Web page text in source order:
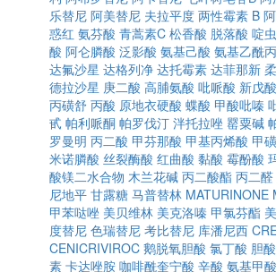
乐替尼 阿美替尼 夫拉平度 两性霉素 B
惑红 氨芬酸 青蒿素C 松香酸 脱落酸 啶
酸 阿仑膦酸 泛影酸 氨基己酸 氨基乙酰
达氟沙星 达格列净 达托霉素 达菲那新
德拉沙星 庚二酸 高脯氨酸 吡哌酸 新戊酸
丙磺舒 丙酸 原地衣硬酸 蝶酸 甲酸吡嗪
甙 帕利哌酮 帕罗伐汀 泮托拉唑 罂粟碱
罗曼明 丙二酸 甲芬那酸 甲基丙烯酸 甲
米诺膦酸 丝裂酶酸 红曲酸 黏酸 霉酚酸
酸镁二水合物 木兰花碱 丙二酸酯 丙二醛
尼地平 甘露糖 马普替林 MATURINONE
甲苯哒唑 美贝维林 美克洛嗪 甲氯芬酯
度替尼 色瑞替尼 考比替尼 库潘尼西
CENICRIVIROC 鹅脱氧胆酸 氯丁酸 胆酸
素 卡达唑胺 咖啡酰奎宁酸 辛酸 氨基甲酸